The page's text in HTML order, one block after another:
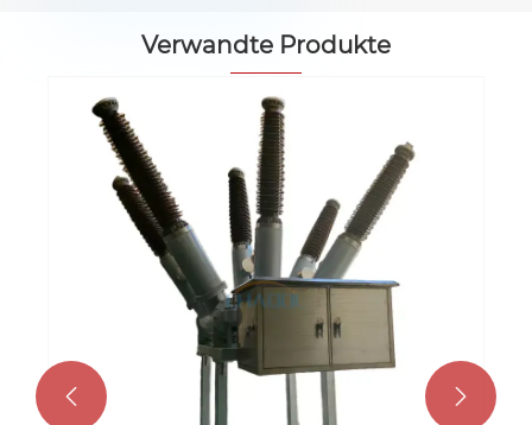
Verwandte Produkte
 